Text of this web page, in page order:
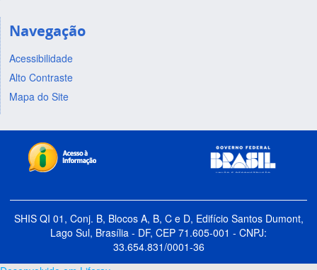
Navegação
Acessibilidade
Alto Contraste
Mapa do Site
SHIS QI 01, Conj. B, Blocos A, B, C e D, Edifício Santos Dumont,
Lago Sul, Brasília - DF, CEP 71.605-001 - CNPJ:
33.654.831/0001-36